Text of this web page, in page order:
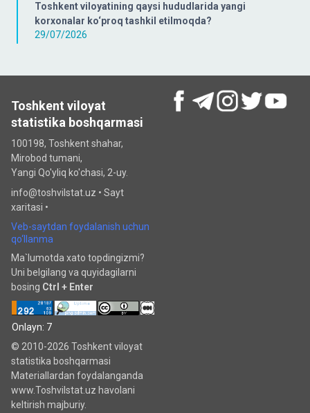
Toshkent viloyatining qaysi hududlarida yangi
korxonalar ko‘proq tashkil etilmoqda?
29/07/2026
Toshkent viloyat
statistika boshqarmasi
100198, Toshkent shahar,
Mirobod tumani,
Yangi Qo'yliq ko'chasi, 2-uy.
info@toshvilstat.uz • Sayt
xaritasi •
Veb-saytdan foydalanish uchun
qo‘llanma
Ma`lumotda xato topdingizmi?
Uni belgilang va quyidagilarni
bosing Ctrl + Enter
Onlayn: 7
© 2010-2026 Toshkent viloyat
statistika boshqarmasi
Materiallardan foydalanganda
www.Toshvilstat.uz havolani
keltirish majburiy.